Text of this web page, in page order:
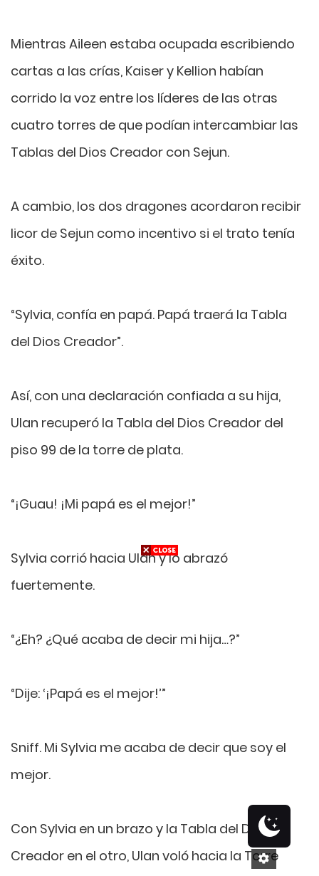
Mientras Aileen estaba ocupada escribiendo
cartas a las crías, Kaiser y Kellion habían
corrido la voz entre los líderes de las otras
cuatro torres de que podían intercambiar las
Tablas del Dios Creador con Sejun.
A cambio, los dos dragones acordaron recibir
licor de Sejun como incentivo si el trato tenía
éxito.
“Sylvia, confía en papá. Papá traerá la Tabla
del Dios Creador”.
Así, con una declaración confiada a su hija,
Ulan recuperó la Tabla del Dios Creador del
piso 99 de la torre de plata.
“¡Guau! ¡Mi papá es el mejor!”
Sylvia corrió hacia Ulan y lo abrazó
fuertemente.
“¿Eh? ¿Qué acaba de decir mi hija…?”
“Dije: ‘¡Papá es el mejor!’”
Sniff. Mi Sylvia me acaba de decir que soy el
mejor.
Con Sylvia en un brazo y la Tabla del Dios
Creador en el otro, Ulan voló hacia la Torre